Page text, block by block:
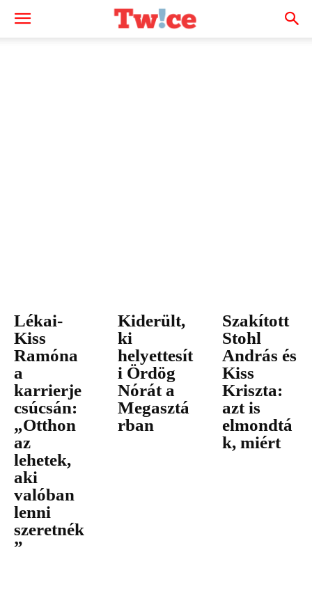
Lékai-
Kiss
Ramóna
a
karrierje
csúcsán:
„Otthon
az
lehetek,
aki
valóban
lenni
szeretnék
”
Kiderült,
ki
helyettesít
i Ördög
Nórát a
Megasztá
rban
Szakított
Stohl
András és
Kiss
Kriszta:
azt is
elmondtá
k, miért